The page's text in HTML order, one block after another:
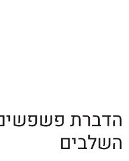
פשפשים